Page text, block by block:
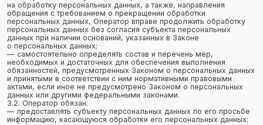
доступа к ним, уничтожения, изменения, блокирования,
копирования, предоставления, распространения персональных
данных, а также от иных неправомерных действий в отношении
персональных данных;
— прекратить передачу (распространение, предоставление,
доступ) персональных данных, прекратить обработку и уничтожить
персональные данные в порядке и случаях, предусмотренных
Законом о персональных данных;
— исполнять иные обязанности, предусмотренные Законом
о персональных данных.
4. Основные права и обязанности субъектов персональных данных
4.1. Субъекты персональных данных имеют право:
— получать информацию, касающуюся обработки его
персональных данных, за исключением случаев,
предусмотренных федеральными законами. Сведения
предоставляются субъекту персональных данных Оператором
в доступной форме, и в них не должны содержаться
персональные данные, относящиеся к другим субъектам
персональных данных, за исключением случаев, когда имеются